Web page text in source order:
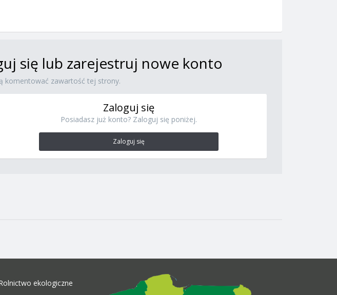
się lub zarejestruj nowe konto
komentować zawartość tej strony.
Zaloguj się
Posiadasz już konto? Zaloguj się poniżej.
Zaloguj się
ekologiczne